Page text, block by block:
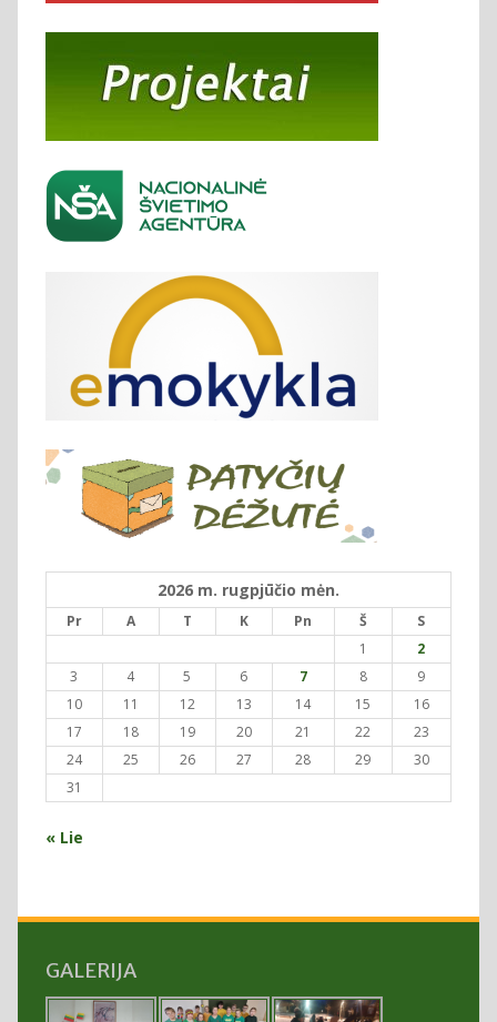
2026 m. rugpjūčio mėn.
Pr A T K Pn Š
S
1
2
3
4 5 6 7 8
9
10
11 12 13 14 15
16
17
18 19 20 21 22
23
24
25 26 27 28 29
30
31
« Lie
GALERIJA